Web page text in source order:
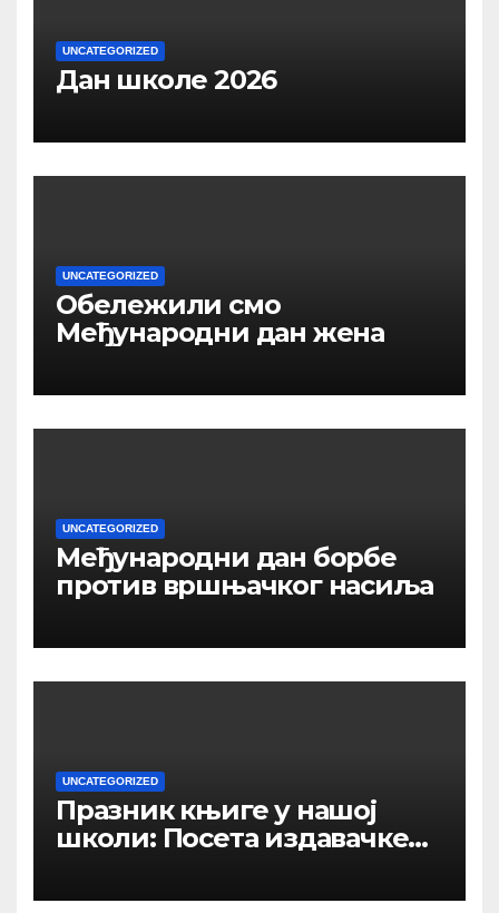
UNCATEGORIZED
Дан школе 2026
UNCATEGORIZED
Обележили смо
Међународни дан жена
UNCATEGORIZED
Међународни дан борбе
против вршњачког насиља
UNCATEGORIZED
Празник књиге у нашој
школи: Посета издавачке
Јединство“